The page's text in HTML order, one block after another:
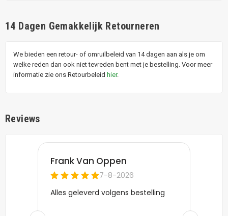
14 Dagen Gemakkelijk Retourneren
We bieden een retour- of omruilbeleid van 14 dagen aan als je om
welke reden dan ook niet tevreden bent met je bestelling. Voor meer
informatie zie ons Retourbeleid hier.
Reviews